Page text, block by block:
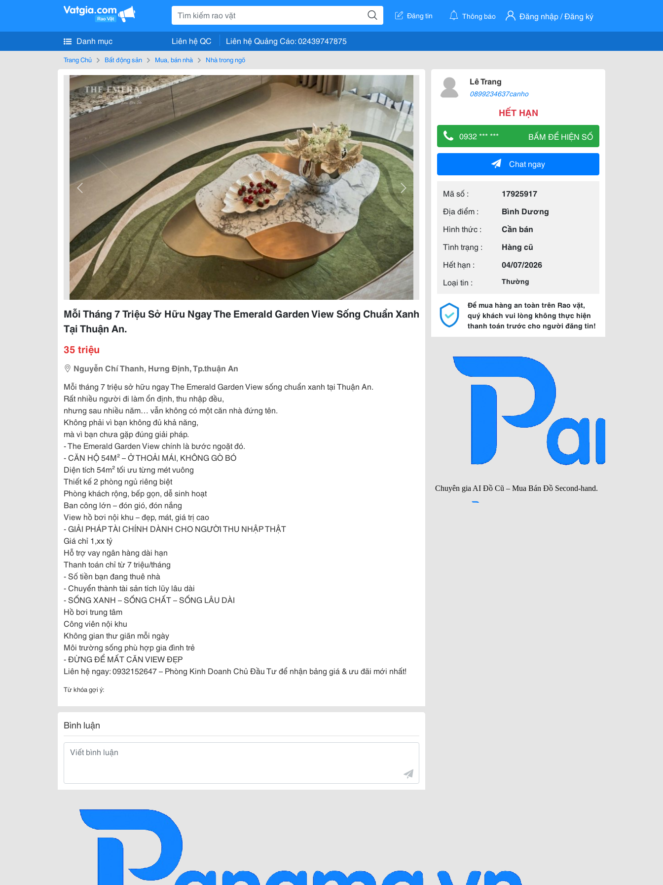
Đăng tin Thông báo Đăng nhập / Đăng ký
Danh mục Liên hệ QC Liên hệ Quảng Cáo: 02439747875
Trang Chủ Bất động sản Mua, bán nhà Nhà trong ngõ
Mỗi Tháng 7 Triệu Sở Hữu Ngay The Emerald Garden View Sống Chuẩn Xanh
Tại Thuận An.
35 triệu
Nguyễn Chí Thanh, Hưng Định, Tp.thuận An
Mỗi tháng 7 triệu sở hữu ngay The Emerald Garden View sống chuẩn xanh tại Thuận An.
Rất nhiều người đi làm ổn định, thu nhập đều,
nhưng sau nhiều năm… vẫn không có một căn nhà đứng tên.
Không phải vì bạn không đủ khả năng,
mà vì bạn chưa gặp đúng giải pháp.
- The Emerald Garden View chính là bước ngoặt đó.
- CĂN HỘ 54M² – Ở THOẢI MÁI, KHÔNG GÒ BÓ
Diện tích 54m² tối ưu từng mét vuông
Thiết kế 2 phòng ngủ riêng biệt
Phòng khách rộng, bếp gọn, dễ sinh hoạt
Ban công lớn – đón gió, đón nắng
View hồ bơi nội khu – đẹp, mát, giá trị cao
- GIẢI PHÁP TÀI CHÍNH DÀNH CHO NGƯỜI THU NHẬP THẬT
Giá chỉ 1,xx tỷ
Hỗ trợ vay ngân hàng dài hạn
Thanh toán chỉ từ 7 triệu/tháng
- Số tiền bạn đang thuê nhà
- Chuyển thành tài sản tích lũy lâu dài
- SỐNG XANH – SỐNG CHẤT – SỐNG LÂU DÀI
Hồ bơi trung tâm
Công viên nội khu
Không gian thư giãn mỗi ngày
Môi trường sống phù hợp gia đình trẻ
- ĐỪNG ĐỂ MẤT CĂN VIEW ĐẸP
Liên hệ ngay: 0932152647 – Phòng Kinh Doanh Chủ Đầu Tư để nhận bảng giá & ưu đãi mới nhất!
Từ khóa gợi ý:
Bình luận
Lê Trang
0899234637canho
HẾT HẠN
0932 *** *** BẤM ĐỂ HIỆN SỐ
Chat ngay
Mã số :
17925917
Địa điểm :
Bình Dương
Hình thức :
Cần bán
Tình trạng :
Hàng cũ
Hết hạn :
04/07/2026
Loại tin :
Thường
Để mua hàng an toàn trên Rao vặt,
quý khách vui lòng không thực hiện
thanh toán trước cho người đăng tin!